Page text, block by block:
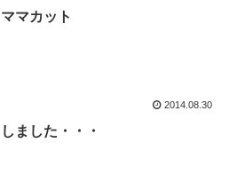
ママカット
2014.08.30
しました・・・